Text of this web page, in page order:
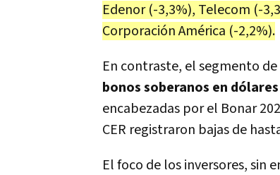
Edenor (-3,3%), Telecom (-
Corporación América (-2,2%).
En contraste, el segmento
bonos soberanos en
encabezadas por el Bonar
CER registraron bajas de
El foco de los inversores, sin